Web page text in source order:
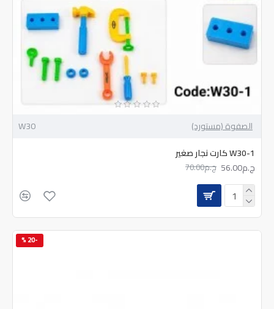
الصفوة (مستورد)
W30
W30-1 كارت نجار صغير
ج.م56.00
ج.م70.00
-20 %